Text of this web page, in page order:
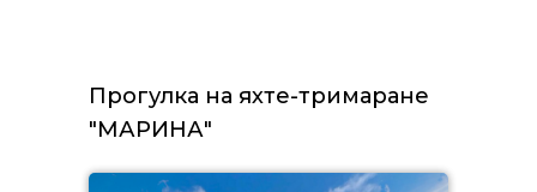
Прогулка на яхте-тримаране
"МАРИНА"